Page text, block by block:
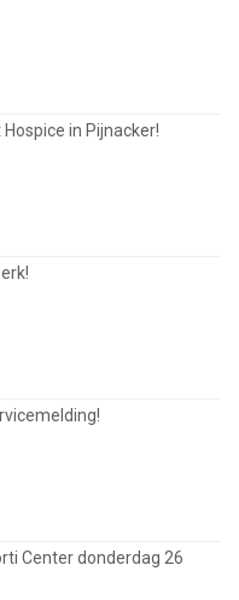
in Pijnacker!
Center donderdag 26